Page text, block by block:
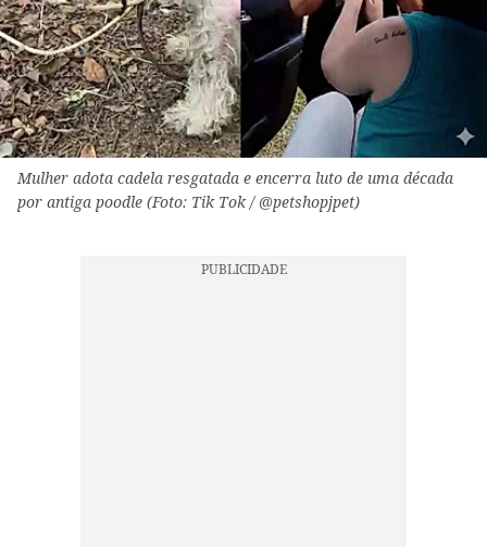
Mulher adota cadela resgatada e encerra luto de uma década
por antiga poodle (Foto: Tik Tok / @petshopjpet)